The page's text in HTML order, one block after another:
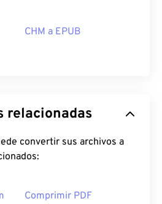
CHM a EPUB
relacionadas
convertir sus archivos a
Comprimir PDF